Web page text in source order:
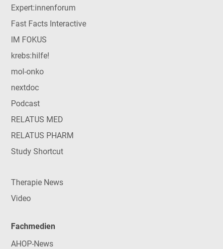
Expert:innenforum
Fast Facts Interactive
IM FOKUS
krebs:hilfe!
mol-onko
nextdoc
Podcast
RELATUS MED
RELATUS PHARM
Study Shortcut
Therapie News
Video
Fachmedien
AHOP-News